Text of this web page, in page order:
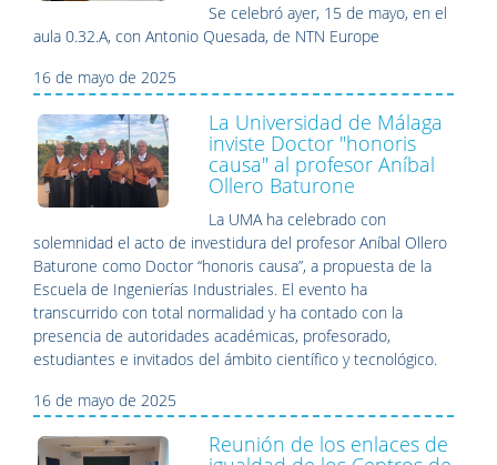
Se celebró ayer, 15 de mayo, en el
aula 0.32.A, con Antonio Quesada, de NTN Europe
16 de mayo de 2025
La Universidad de Málaga
inviste Doctor "honoris
causa" al profesor Aníbal
Ollero Baturone
La UMA ha celebrado con
solemnidad el acto de investidura del profesor Aníbal Ollero
Baturone como Doctor “honoris causa”, a propuesta de la
Escuela de Ingenierías Industriales. El evento ha
transcurrido con total normalidad y ha contado con la
presencia de autoridades académicas, profesorado,
estudiantes e invitados del ámbito científico y tecnológico.
16 de mayo de 2025
Reunión de los enlaces de